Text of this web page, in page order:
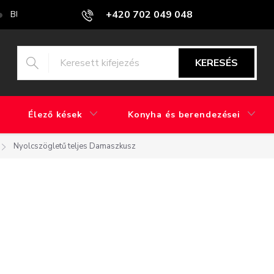
+420 702 049 048
Blog Mi a különbség a gyári csiszolás és a kézi csiszolás között?
KERESÉS
Élező kések Konyha és berendezései
Nyolcszögletű teljes Damaszkusz